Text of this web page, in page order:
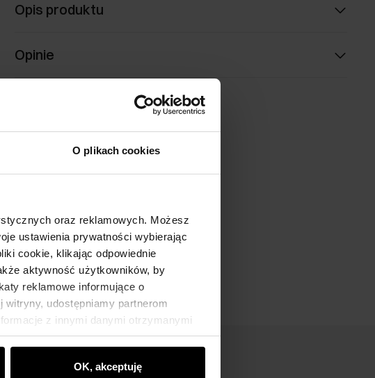
O plikach cookies
oraz reklamowych. Możesz
ustawienia prywatności wybierając
cookie, klikając odpowiednie
aktywność użytkowników, by
reklamowe informujące o
udostępniamy partnerom
z innymi danymi otrzymanymi
OK, akceptuję
Opis produktu
Opinie